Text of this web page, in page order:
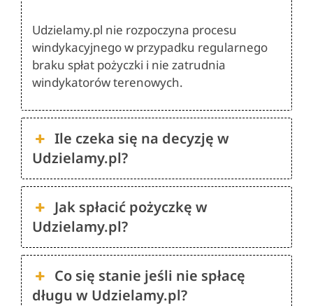
Udzielamy.pl nie rozpoczyna procesu
windykacyjnego w przypadku regularnego
braku spłat pożyczki i nie zatrudnia
windykatorów terenowych​.
Ile czeka się na decyzję w
Udzielamy.pl?
Jak spłacić pożyczkę w
Udzielamy.pl?
Co się stanie jeśli nie spłacę
długu w Udzielamy.pl?